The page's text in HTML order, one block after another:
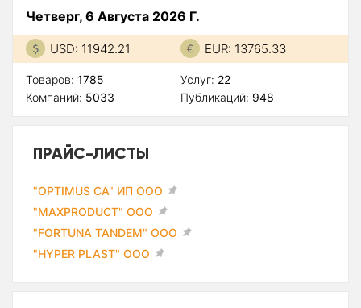
Четверг, 6 Августа 2026 Г.
USD: 11942.21 EUR: 13765.33
Товаров: 1785
Компаний: 5033
Услуг: 22
Публикаций: 948
ПРАЙС-ЛИСТЫ
"OPTIMUS CA" ИП ООО
"MAXPRODUCT" ООО
"FORTUNA TANDEM" ООО
"HYPER PLAST" ООО